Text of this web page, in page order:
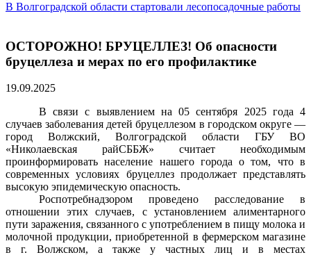
В Волгоградской области стартовали лесопосадочные работы
ОСТОРОЖНО! БРУЦЕЛЛЕЗ! Об опасности
бруцеллеза и мерах по его профилактике
19.09.2025
В связи с выявлением на 05 сентября 2025 года 4
случаев заболевания детей бруцеллезом в городском округе —
город Волжский, Волгоградской области ГБУ ВО
«Николаевская райСББЖ» считает необходимым
проинформировать население нашего города о том, что в
современных условиях бруцеллез продолжает представлять
высокую эпидемическую опасность.
Роспотребнадзором проведено расследование в
отношении этих случаев, с установлением алиментарного
пути заражения, связанного с употреблением в пищу молока и
молочной продукции, приобретенной в фермерском магазине
в г. Волжском, а также у частных лиц и в местах